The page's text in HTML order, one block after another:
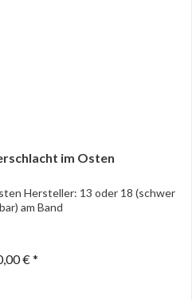
im Osten
Hersteller: 13 oder 18 (schwer
am Band
€ *